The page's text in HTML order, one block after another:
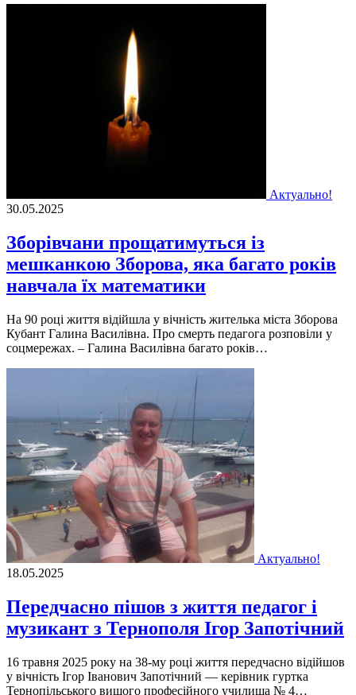
Актуально!
30.05.2025
Зборівчани прощатимуться із
мешканкою Зборова, яка багато років
навчала їх математики
На 90 році життя відійшла у вічність жителька міста Зборова
Кубант Галина Василівна. Про смерть педагога розповіли у
соцмережах. – Галина Василівна багато років…
Актуально!
18.05.2025
Передчасно пішов з життя педагог і
музикант з Тернополя Ігор Запотічний
16 травня 2025 року на 38-му році життя передчасно відійшов
у вічність Ігор Іванович Запотічний — керівник гуртка
Тернопільського вищого професійного училища № 4…